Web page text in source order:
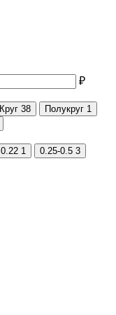
₽
Круг 38 Полукруг 1
0.22 1 0.25-0.5 3